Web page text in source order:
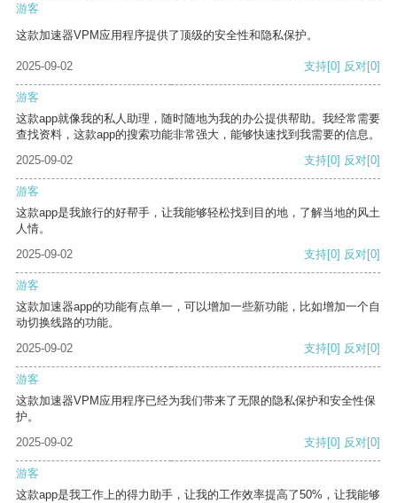
游客
这款加速器VPM应用程序提供了顶级的安全性和隐私保护。
2025-09-02 支持[0] 反对[0]
游客
这款app就像我的私人助理，随时随地为我的办公提供帮助。我经常需要
查找资料，这款app的搜索功能非常强大，能够快速找到我需要的信息。
2025-09-02
支持[0] 反对[0]
游客
这款app是我旅行的好帮手，让我能够轻松找到目的地，了解当地的风土
人情。
2025-09-02
支持[0] 反对[0]
游客
这款加速器app的功能有点单一，可以增加一些新功能，比如增加一个自
动切换线路的功能。
2025-09-02
支持[0] 反对[0]
游客
这款加速器VPM应用程序已经为我们带来了无限的隐私保护和安全性保
护。
2025-09-02
支持[0] 反对[0]
游客
这款app是我工作上的得力助手，让我的工作效率提高了50%，让我能够